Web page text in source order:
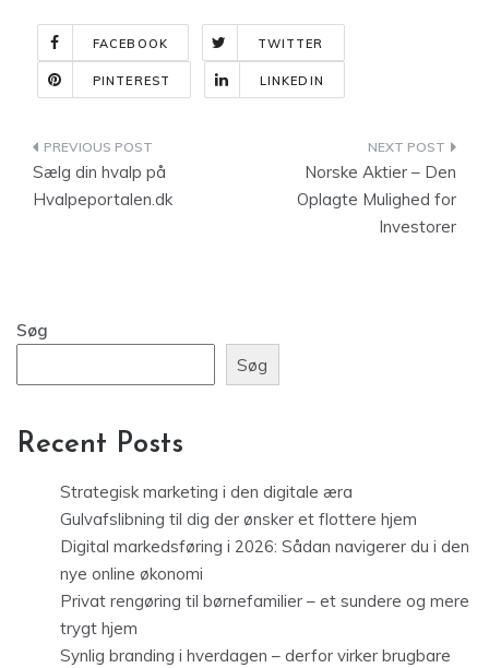
FACEBOOK TWITTER
PINTEREST LINKEDIN
Indlægsnavigation
Sælg din hvalp på
Hvalpeportalen.dk
Norske Aktier – Den
Oplagte Mulighed for
Investorer
Søg
Søg
Recent Posts
Strategisk marketing i den digitale æra
Gulvafslibning til dig der ønsker et flottere hjem
Digital markedsføring i 2026: Sådan navigerer du i den
nye online økonomi
Privat rengøring til børnefamilier – et sundere og mere
trygt hjem
Synlig branding i hverdagen – derfor virker brugbare